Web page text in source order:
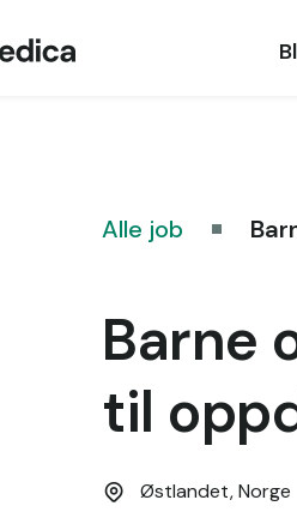
Alle job
Barne
til
Østlandet,Norge